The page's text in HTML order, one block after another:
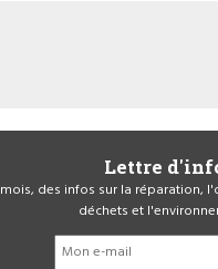
Lettre
des infos sur la réparation,
déchets et